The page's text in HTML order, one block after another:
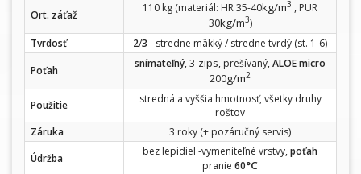
Ort. záťaž
110 kg (materiál: HR 35-40kg/m3 , PUR
30kg/m3)
Tvrdosť
2/3 - stredne mäkký / stredne tvrdý (st. 1-6)
Poťah
snímateľný, 3-zips, prešívaný, ALOE micro
200g/m2
Použitie
stredná a vyššia hmotnosť, všetky druhy
roštov
Záruka
3 roky (+ pozáručný servis)
Údržba
bez lepidiel -vymeniteľné vrstvy, poťah
pranie 60°C